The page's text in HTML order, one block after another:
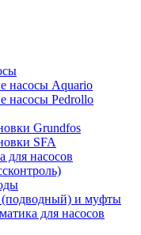
насосы Aquario
насосы Pedrollo
Grundfos
SFA
для насосов
(подводный) и муфты
для насосов